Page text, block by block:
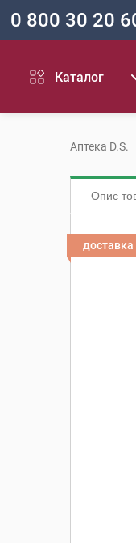
0 800 30 20
Каталог
Аптека D.S.
Опис
доставка